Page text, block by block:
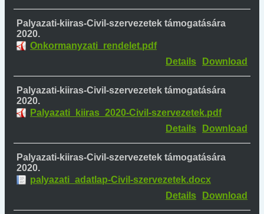
Palyazati-kiiras-Civil-szervezetek támogatására
2020.
Onkormanyzati_rendelet.pdf
Download
Details
Palyazati-kiiras-Civil-szervezetek támogatására
2020.
Palyazati_kiiras_2020-Civil-szervezetek.pdf
Download
Details
Palyazati-kiiras-Civil-szervezetek támogatására
2020.
palyazati_adatlap-Civil-szervezetek.docx
Download
Details